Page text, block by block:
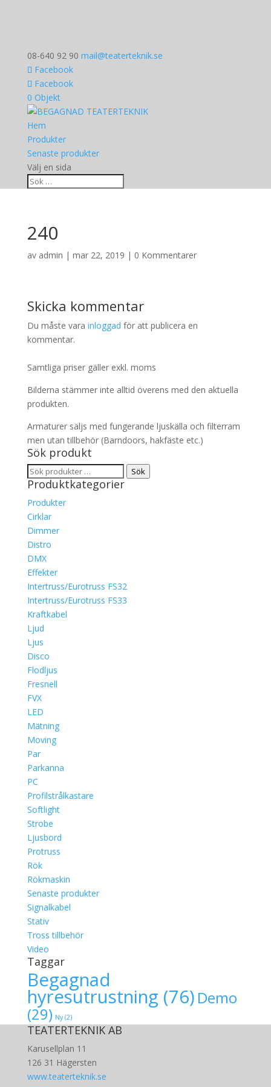
08-640 92 90 mail@teaterteknik.se
Facebook
Facebook
0 Objekt
Hem
Produkter
Senaste produkter
Välj en sida
240
av admin | mar 22, 2019 | 0 Kommentarer
Skicka kommentar
Du måste vara inloggad för att publicera en
kommentar.
Samtliga priser gäller exkl. moms
Bilderna stämmer inte alltid överens med den aktuella
produkten.
Armaturer säljs med fungerande ljuskälla och filterram
men utan tillbehör (Barndoors, hakfäste etc.)
Sök produkt
Sök
efter:
Sök
Produktkategorier
Produkter
Cirklar
Dimmer
Distro
DMX
Effekter
Intertruss/Eurotruss FS32
Intertruss/Eurotruss FS33
Kraftkabel
Ljud
Ljus
Disco
Flodljus
Fresnell
FVX
LED
Mätning
Moving
Par
Parkanna
PC
Profilstrålkastare
Softlight
Strobe
Ljusbord
Protruss
Rök
Rökmaskin
Senaste produkter
Signalkabel
Stativ
Tross tillbehör
Video
Taggar
Begagnad
hyresutrustning (76) Demo
(29) Ny(2)
TEATERTEKNIK AB
Karusellplan 11
126 31 Hägersten
www.teaterteknik.se